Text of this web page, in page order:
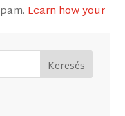
Learn how your